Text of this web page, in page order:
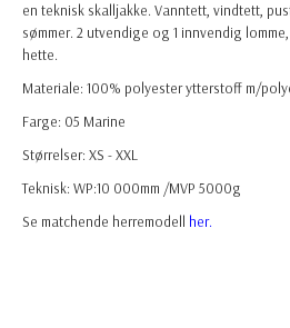
en teknisk skalljakke. Vanntett, vindtett,
sømmer. 2 utvendige og 1 innvendig
hette.
Materiale: 100% polyester ytterstoff m/
Farge: 05 Marine
Størrelser: XS - XXL
Teknisk: WP:10 000mm /MVP 5000g
Se matchende herremodell her.